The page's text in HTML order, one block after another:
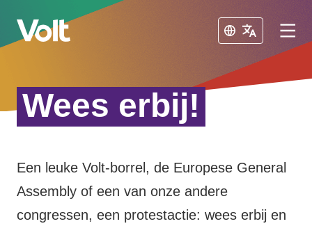
Sluiten
Afdelingen in de gemeenten
Volt Arnhem
Volt Delft
Sluiten
Standpunten
Wees erbij!
Een leuke Volt-borrel, de Europese General
Assembly of een van onze andere
congressen, een protestactie: wees erbij en